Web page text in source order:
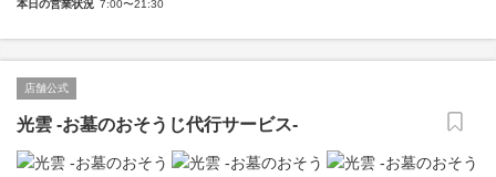
本日の営業状況 7:00〜21:30
店舗公式
光雲 -お墓のおそうじ代行サービス-